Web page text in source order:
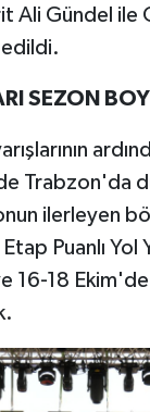
Ali Gündel ile
SEZON
Trabzon'da
ilerleyen
Puanlı Yol
16-18